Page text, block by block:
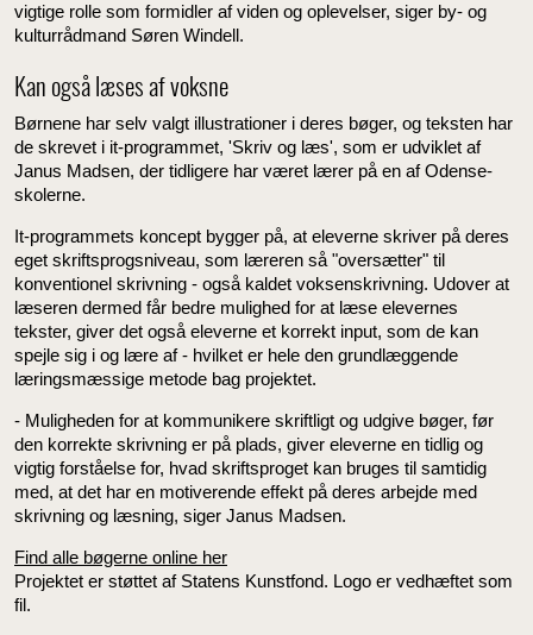
vigtige rolle som formidler af viden og oplevelser, siger by- og
kulturrådmand Søren Windell.
Kan også læses af voksne
Børnene har selv valgt illustrationer i deres bøger, og teksten har
de skrevet i it-programmet, 'Skriv og læs', som er udviklet af
Janus Madsen, der tidligere har været lærer på en af Odense-
skolerne.
It-programmets koncept bygger på, at eleverne skriver på deres
eget skriftsprogsniveau, som læreren så "oversætter" til
konventionel skrivning - også kaldet voksenskrivning. Udover at
læseren dermed får bedre mulighed for at læse elevernes
tekster, giver det også eleverne et korrekt input, som de kan
spejle sig i og lære af - hvilket er hele den grundlæggende
læringsmæssige metode bag projektet.
- Muligheden for at kommunikere skriftligt og udgive bøger, før
den korrekte skrivning er på plads, giver eleverne en tidlig og
vigtig forståelse for, hvad skriftsproget kan bruges til samtidig
med, at det har en motiverende effekt på deres arbejde med
skrivning og læsning, siger Janus Madsen.
Find alle bøgerne online her
Projektet er støttet af Statens Kunstfond. Logo er vedhæftet som
fil.